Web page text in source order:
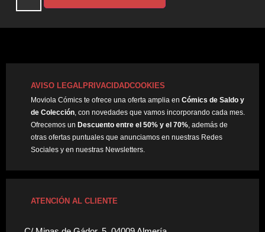
AVISO LEGALPRIVACIDADCOOKIES
Moviola Cómics te ofrece una oferta amplia en Cómics de Saldo y
de Colección , con novedades que vamos incorporando cada mes.
Ofrecemos un Descuento entre el 50% y el 70% , además de
otras ofertas puntuales que anunciamos en nuestras Redes
Sociales y en nuestras Newsletters.
ATENCIÓN AL CLIENTE